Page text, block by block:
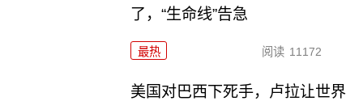
了，“生命线”告急
最热 阅读 11172
美国对巴西下死手，卢拉让世界